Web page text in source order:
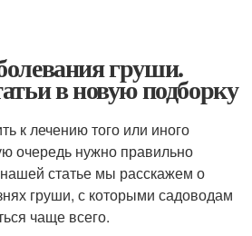
груши.
в новую подборку
к лечению того или иного
очередь нужно правильно
статье мы расскажем о
груши, с которыми садоводам
чаще всего.